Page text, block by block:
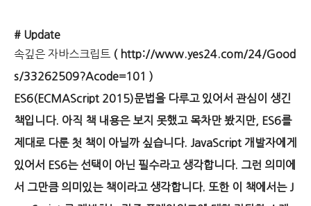
# Update
속깊은 자바스크립트 ( http://www.yes24.com/24/Good
s/33262509?Acode=101 )
ES6(ECMAScript 2015)문법을 다루고 있어서 관심이 생긴
책입니다. 아직 책 내용은 보지 못했고 목차만 봤지만, ES6를
제대로 다룬 첫 책이 아닐까 싶습니다. JavaScript 개발자에게
있어서 ES6는 선택이 아닌 필수라고 생각합니다. 그런 의미에
서 그만큼 의미있는 책이라고 생각합니다. 또한 이 책에서는 J